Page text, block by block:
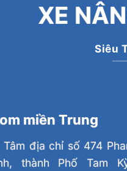
XE
Siêu
miền Trung
địa chỉ số 474
thành Phố Tam